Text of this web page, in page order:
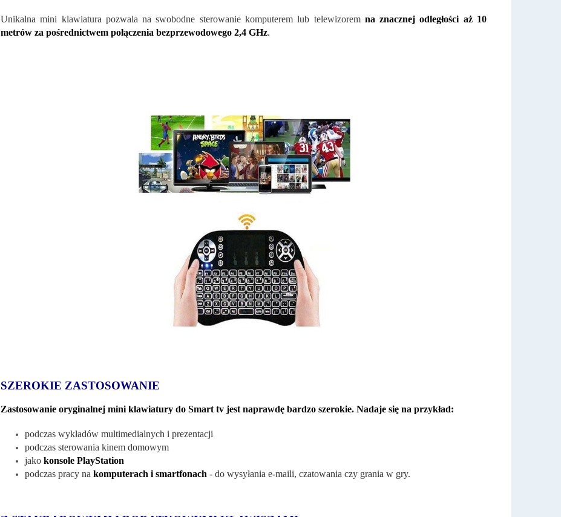
Unikalna mini klawiatura pozwala na swobodne sterowanie komputerem lub telewizorem na znacznej odległości aż 10
metrów za pośrednictwem połączenia bezprzewodowego 2,4 GHz.
SZEROKIE ZASTOSOWANIE
Zastosowanie oryginalnej mini klawiatury do Smart tv jest naprawdę bardzo szerokie. Nadaje się na przykład:
podczas wykładów multimedialnych i prezentacji
podczas sterowania kinem domowym
jako konsole PlayStation
podczas pracy na komputerach i smartfonach - do wysyłania e-maili, czatowania czy grania w gry.